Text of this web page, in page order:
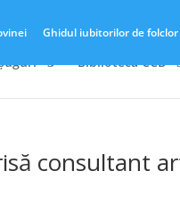
Ghidul iubitorilor de folclor
Biblioteca CCB
consultant